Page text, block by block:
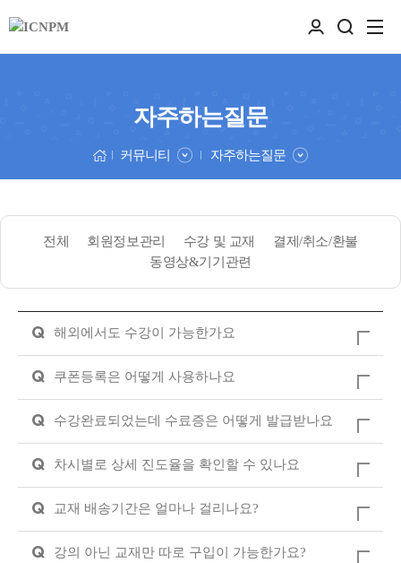
자주하는질문
커뮤니티 자주하는질문
전체 회원정보관리 수강 및 교재
결제/취소/환불
동영상&기기관련
Q 해외에서도 수강이 가능한가요
Q 쿠폰등록은 어떻게 사용하나요
Q 수강완료되었는데 수료증은 어떻게 발급받나요
Q 차시별로 상세 진도율을 확인할 수 있나요
Q 교재 배송기간은 얼마나 걸리나요?
Q 강의 아닌 교재만 따로 구입이 가능한가요?